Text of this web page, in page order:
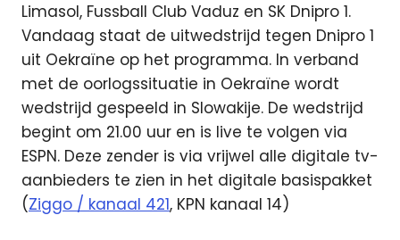
Limasol, Fussball Club Vaduz en SK Dnipro 1.
Vandaag staat de uitwedstrijd tegen Dnipro 1
uit Oekraïne op het programma. In verband
met de oorlogssituatie in Oekraïne wordt
wedstrijd gespeeld in Slowakije. De wedstrijd
begint om 21.00 uur en is live te volgen via
ESPN. Deze zender is via vrijwel alle digitale tv-
aanbieders te zien in het digitale basispakket
(Ziggo / kanaal 421, KPN kanaal 14)